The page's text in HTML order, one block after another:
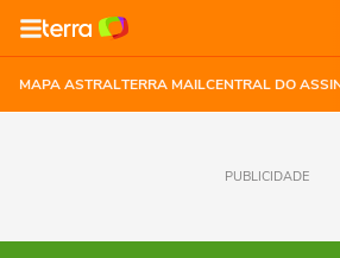
MAPA ASTRALTERRA MAILCENTRAL DO
PUBLICIDADE